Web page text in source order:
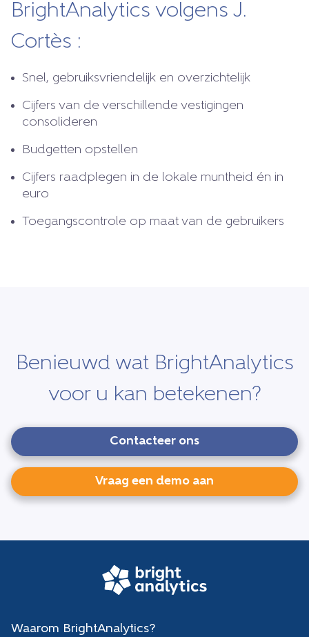
BrightAnalytics volgens J.
Cortès :
Snel, gebruiksvriendelijk en overzichtelijk
Cijfers van de verschillende vestigingen
consolideren
Budgetten opstellen
Cijfers raadplegen in de lokale muntheid én in
euro
Toegangscontrole op maat van de gebruikers
Benieuwd wat BrightAnalytics
voor u kan betekenen?
Contacteer ons
Vraag een demo aan
Waarom BrightAnalytics?